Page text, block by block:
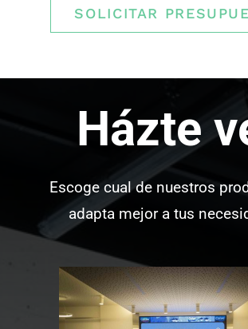
SOLICITAR
Házte
Escoge cual de nuestros
adapta mejor a tus